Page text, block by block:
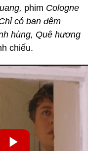
phim Cologne
có ban đêm
hùng, Quê hương
chiếu.